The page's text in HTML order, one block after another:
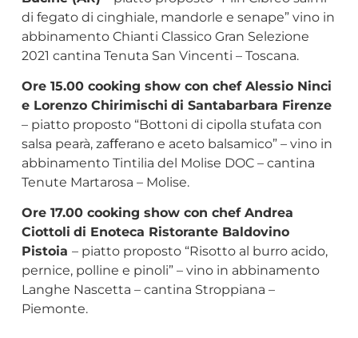
di fegato di cinghiale, mandorle e senape” vino in
abbinamento Chianti Classico Gran Selezione
2021 cantina Tenuta San Vincenti – Toscana.
Ore 15.00 cooking show con chef Alessio Ninci
e Lorenzo Chirimischi di Santabarbara Firenze
– piatto proposto “Bottoni di cipolla stufata con
salsa pearà, zaﬀerano e aceto balsamico” – vino in
abbinamento Tintilia del Molise DOC – cantina
Tenute Martarosa – Molise.
Ore 17.00 cooking show con chef Andrea
Ciottoli di Enoteca Ristorante Baldovino
Pistoia – piatto proposto “Risotto al burro acido,
pernice, polline e pinoli” – vino in abbinamento
Langhe Nascetta – cantina Stroppiana –
Piemonte.